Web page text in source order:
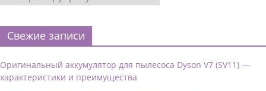
Свежие записи
Оригинальный аккумулятор для пылесоса Dyson V7 (SV11) —
характеристики и преимущества